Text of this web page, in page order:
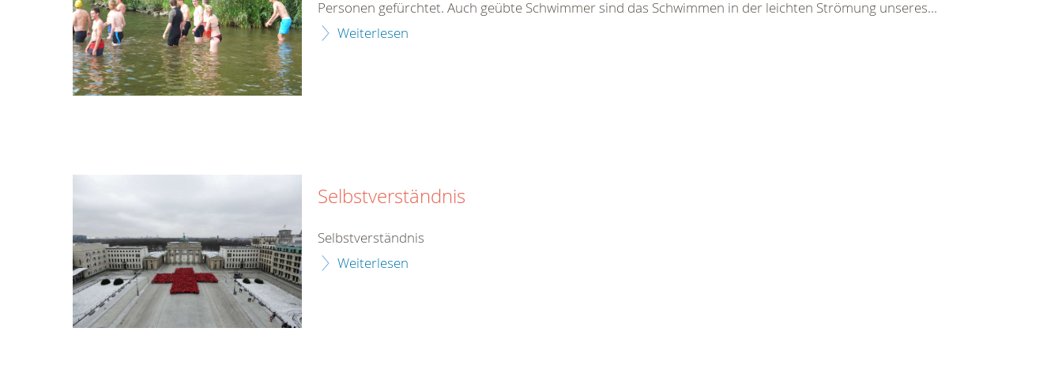
Personen gefürchtet. Auch geübte Schwimmer sind das Schwimmen in der leichten Strömung unseres...
Weiterlesen
Selbstverständnis
Selbstverständnis
Weiterlesen